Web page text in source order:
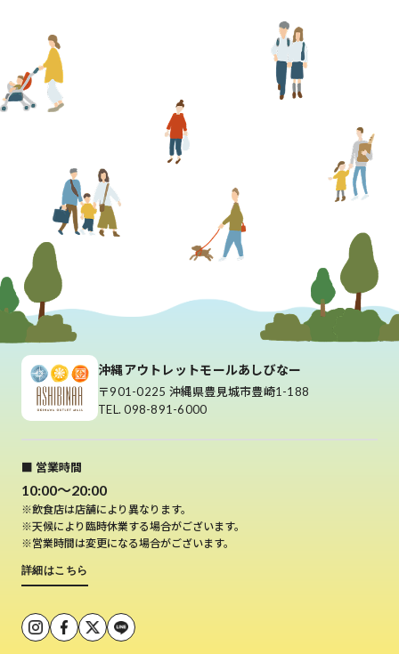
沖縄アウトレットモールあしびなー
〒901-0225 沖縄県豊見城市豊崎1-188
TEL. 098-891-6000
■ 営業時間
10:00～20:00
※飲食店は店舗により異なります。
※天候により臨時休業する場合がございます。
※営業時間は変更になる場合がございます。
詳細はこちら